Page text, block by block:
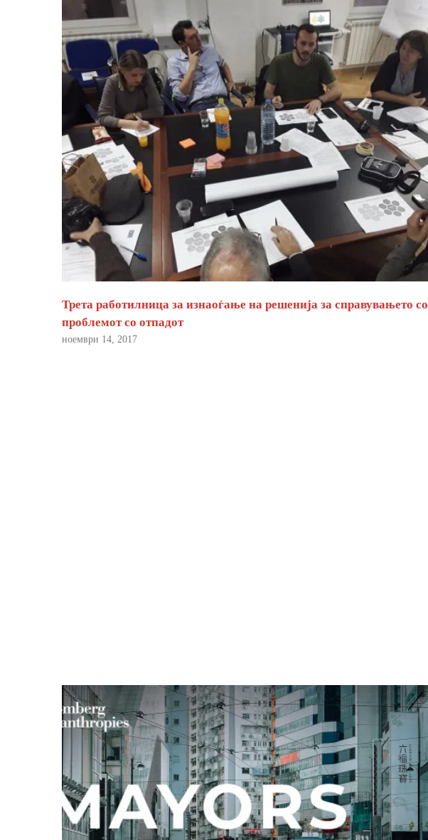
Трета работилница за изнаоѓање на решенија за справувањето со
проблемот со отпадот
ноември 14, 2017